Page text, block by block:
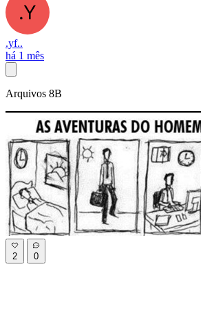
.yf..
há 1 mês
Arquivos 8B
2 0